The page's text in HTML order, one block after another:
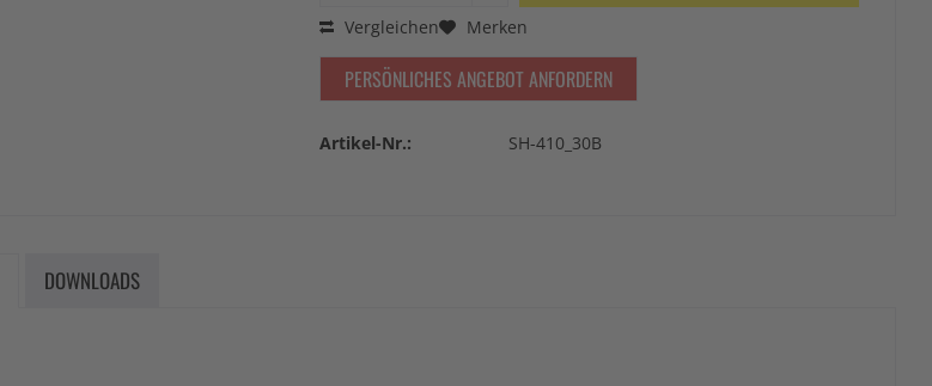
Vergleichen Merken
PERSÖNLICHES ANGEBOT ANFORDERN
Artikel-Nr.: SH-410_30B
DOWNLOADS